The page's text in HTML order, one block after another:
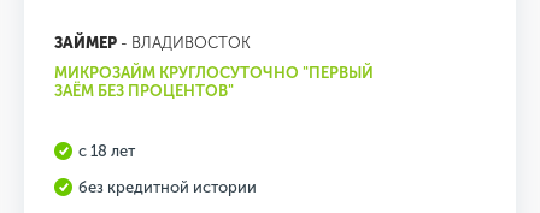
ЗАЙМЕР - ВЛАДИВОСТОК
МИКРОЗАЙМ КРУГЛОСУТОЧНО "ПЕРВЫЙ
ЗАЁМ БЕЗ ПРОЦЕНТОВ"
с 18 лет
без кредитной истории